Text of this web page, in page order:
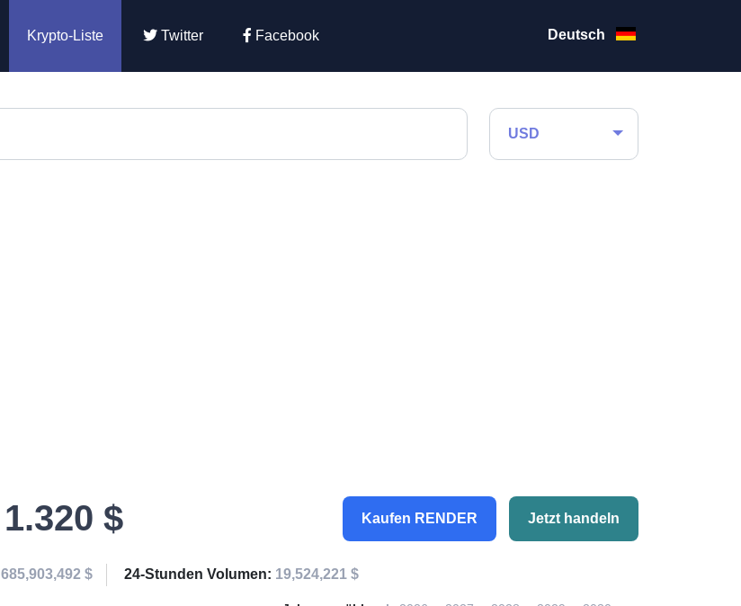
Krypto-Liste Twitter Facebook Deutsch
USD
1.320 $ Kaufen RENDER Jetzt handeln
685,903,492 $ 24-Stunden Volumen: 19,524,221 $